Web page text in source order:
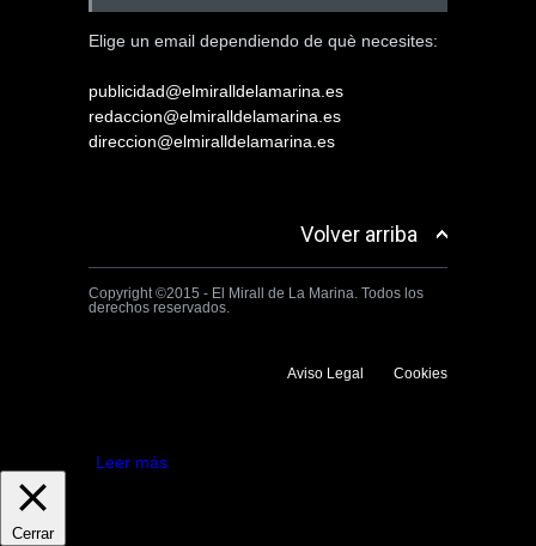
Elige un email dependiendo de què necesites:
publicidad@elmiralldelamarina.es
redaccion@elmiralldelamarina.es
direccion@elmiralldelamarina.es
Volver arriba
Copyright ©2015 - El Mirall de La Marina. Todos los
derechos reservados.
Aviso Legal Cookies
Leer más
Cerrar